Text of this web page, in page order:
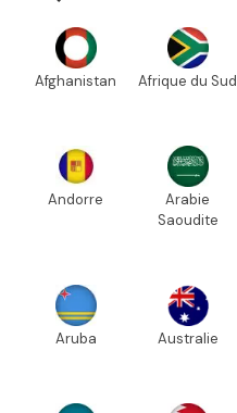
Afghanistan Afrique du Sud
Andorre
Arabie
Saoudite
Aruba Australie